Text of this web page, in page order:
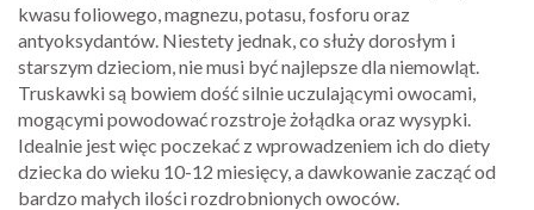
kwasu foliowego, magnezu, potasu, fosforu oraz
antyoksydantów. Niestety jednak, co służy dorosłym i
starszym dzieciom, nie musi być najlepsze dla niemowląt.
Truskawki są bowiem dość silnie uczulającymi owocami,
mogącymi powodować rozstroje żołądka oraz wysypki.
Idealnie jest więc poczekać z wprowadzeniem ich do diety
dziecka do wieku 10-12 miesięcy, a dawkowanie zacząć od
bardzo małych ilości rozdrobnionych owoców.